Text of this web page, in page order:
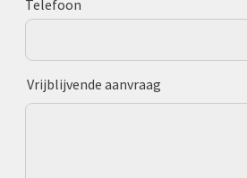
Telefoon
Vrijblijvende aanvraag